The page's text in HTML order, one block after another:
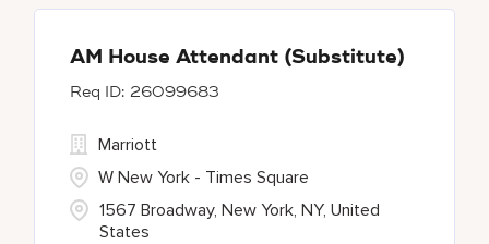
AM House Attendant (Substitute)
26099683
1567 Broadway, New York, NY, United
States
Marriott
W New York - Times Square